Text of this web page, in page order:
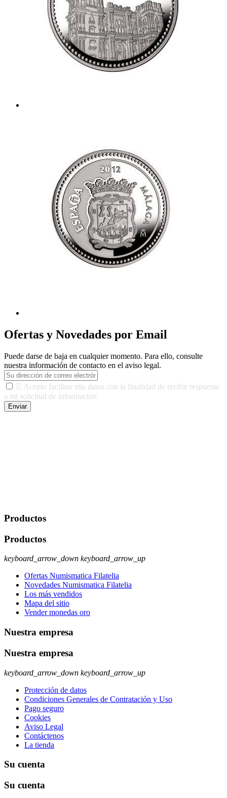
Ofertas y Novedades por Email
Puede darse de baja en cualquier momento. Para ello, consulte
nuestra información de contacto en el aviso legal.
 Acepto facilitar mis datos con la finalidad de recibir respuesta
a mi solicitud de información
Enviar
Productos
Productos
keyboard_arrow_down keyboard_arrow_up
Ofertas Numismatica Filatelia
Novedades Numismatica Filatelia
Los más vendidos
Mapa del sitio
Vender monedas oro
Nuestra empresa
Nuestra empresa
keyboard_arrow_down keyboard_arrow_up
Protección de datos
Condiciones Generales de Contratación y Uso
Pago seguro
Cookies
Aviso Legal
Contáctenos
La tienda
Su cuenta
Su cuenta